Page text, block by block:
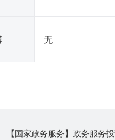
无
【国家政务服务】政务服务